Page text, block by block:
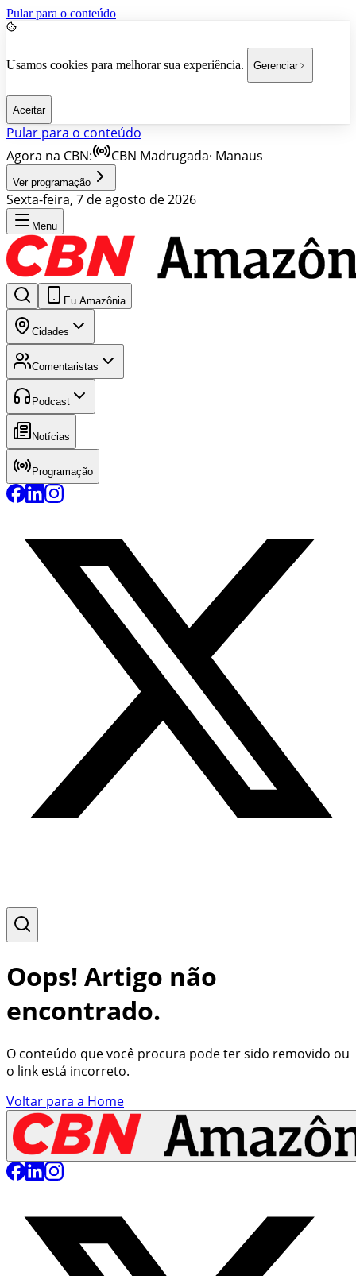
Pular para o conteúdo
Usamos cookies para melhorar sua experiência. Gerenciar
Aceitar
Pular para o conteúdo
Agora na CBN:
CBN Madrugada· Manaus
Ver programação
Sexta-feira, 7 de agosto de 2026
Menu
Eu Amazônia
Cidades
Comentaristas
Podcast
Notícias
Programação
Oops! Artigo não
encontrado.
O conteúdo que você procura pode ter sido removido ou
o link está incorreto.
Voltar para a Home